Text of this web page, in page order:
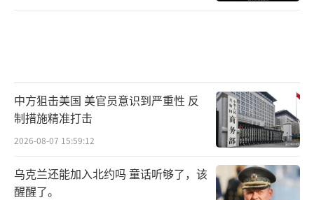
中方狙击美国 美官员意识到严重性 反
制措施精准打击
2026-08-07 15:59:12
乌克兰还能加入北约吗 童话听够了，该
醒醒了。